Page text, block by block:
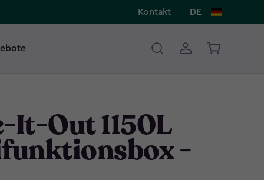
Kontakt DE
It-Out 1150L
-